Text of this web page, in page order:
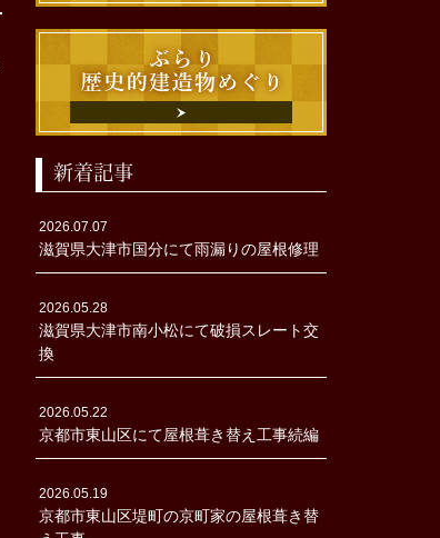
新着記事
2026.07.07
滋賀県大津市国分にて雨漏りの屋根修理
2026.05.28
滋賀県大津市南小松にて破損スレート交
換
2026.05.22
京都市東山区にて屋根葺き替え工事続編
2026.05.19
京都市東山区堤町の京町家の屋根葺き替